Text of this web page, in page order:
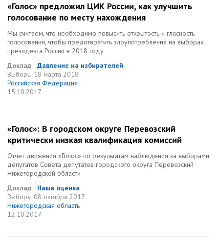
«Голос» предложил ЦИК России, как улучшить
голосование по месту нахождения
Мы считаем, что необходимо повысить открытость и гласность
голосования, чтобы предотвратить злоупотребления на выборах
президента России в 2018 году
Доклад
Давление на избирателей
Выборы 18 марта 2018
Российская Федерация
15.10.2017
«Голос»: В городском округе Перевозский
критически низкая квалификация комиссий
Отчет движения «Голос» по результатам наблюдения за выборами
депутатов Совета депутатов городского округа Перевозский
Нижегородской области
Доклад
Наша оценка
Выборы 08 октября 2017
Нижегородская область
12.10.2017